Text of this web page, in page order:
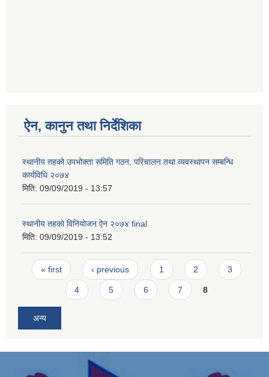
ऐन, कानुन तथा निर्देशिका
स्थानीय तहको उपभोक्ता समिति गठन, परिचालन तथा व्यवस्थापन सम्बन्धि
कार्यविधि २०७४
मिति: 09/09/2019 - 13:57
स्थानीय तहको विनियोजन ऐन २०७४ final
मिति: 09/09/2019 - 13:52
Pages
« first ‹ previous 1 2 3
4 5 6 7 8
अन्य